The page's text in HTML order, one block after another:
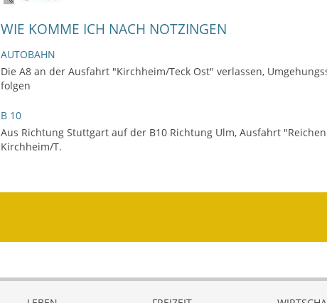
WIE KOMME ICH NACH NOTZINGEN
AUTOBAHN
Die A8 an der Ausfahrt "Kirchheim/Teck Ost" verlassen,
folgen
B 10
Aus Richtung Stuttgart auf der B10 Richtung Ulm, Ausfahrt
Kirchheim/T.